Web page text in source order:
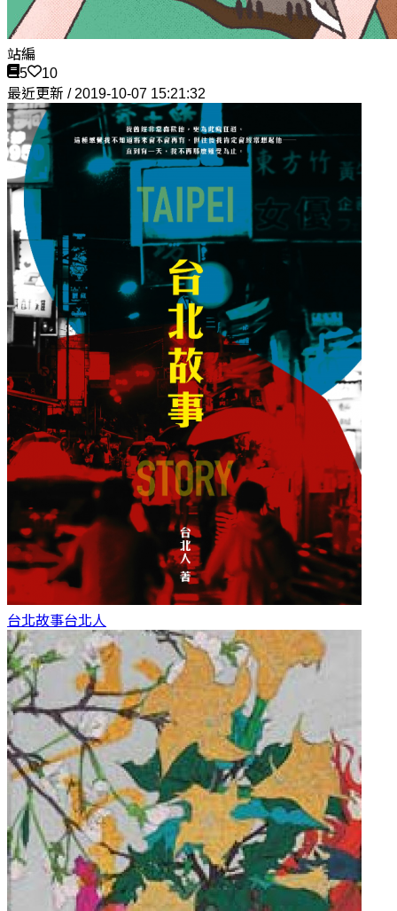
站編
5
10
最近更新 / 2019-10-07 15:21:32
台北故事台北人